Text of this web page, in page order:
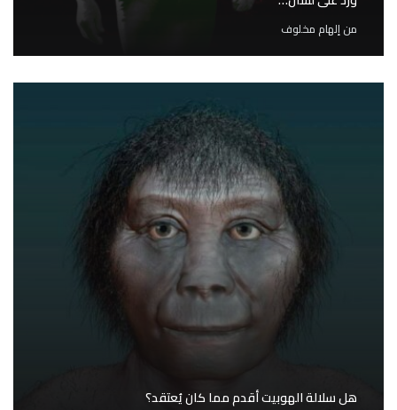
منإلهام مخلوف
هل سلالة الهوبيت أقدم مما كان يُعتقد؟